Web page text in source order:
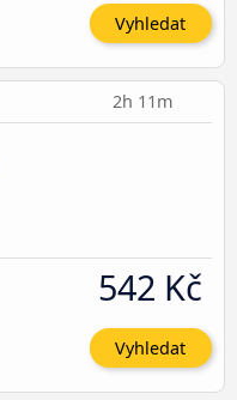
Vyhledat
2h 11m
542 Kč
Vyhledat